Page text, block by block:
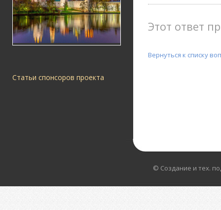
Статьи спонсоров проекта
Этот ответ
Вернуться к списку
© Создание и тех.